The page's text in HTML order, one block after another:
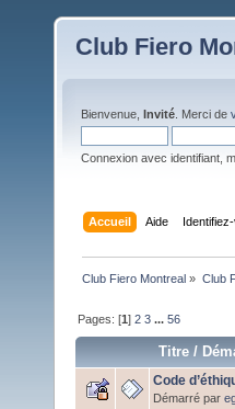
Club Fiero
Bienvenue, Invité . Merci de
Connexion avec identifiant,
Accueil Aide
Club Fiero Montreal » Club
Pages: [1]2 3 ...56
Titre /
Code
Démarré par